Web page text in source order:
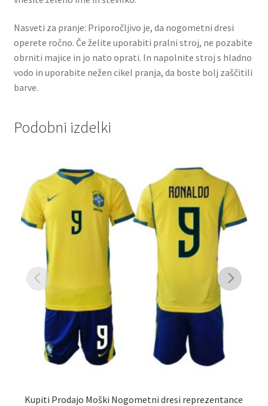
Nasveti za pranje: Priporočljivo je, da nogometni dresi
operete ročno. Če želite uporabiti pralni stroj, ne pozabite
obrniti majice in jo nato oprati. In napolnite stroj s hladno
vodo in uporabite nežen cikel pranja, da boste bolj zaščitili
barve.
Podobni izdelki
Kupiti Prodajo Moški Nogometni dresi reprezentance